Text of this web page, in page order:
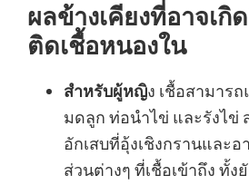
ผลข้างเคียงที่อาจเกิ
ติดเชื้อหนองใน
สำหรับผู้หญิง เชื้อสามาร
มดลูก ท่อนำไข่ และรังไข่
อักเสบที่อุ้งเชิงกรานและ
ส่วนต่างๆ ที่เชื้อเข้าถึง ทั้ง